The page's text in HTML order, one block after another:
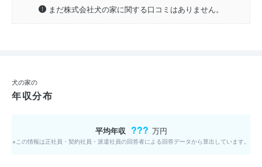
まだ株式会社犬の家に関する口コミはありません。
犬の家の
年収分布
平均年収 ??? 万円
※この情報は正社員・契約社員・派遣社員の回答者による回答データから算出しています。